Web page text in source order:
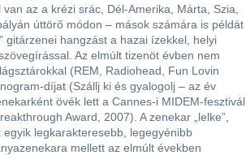
az a krézi srác, Dél-Amerika, Márta, Szia,
úttörő módon – mások számára is példát
gitárzenei hangzást a hazai ízekkel, helyi
Az elmúlt tizenöt évben nem
(REM, Radiohead, Fun Lovin
díjat (Szállj ki és gyalogolj – az év
övék lett a Cannes-i MIDEM-fesztivál
Award, 2007). A zenekar „lelke”,
legkarakteresebb, legegyénibb
mellett az elmúlt években